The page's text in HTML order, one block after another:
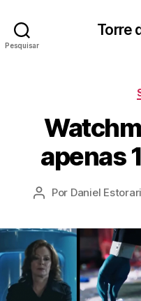
Pesquisar
Torre
apenas
Autor
Por Daniel Estorari